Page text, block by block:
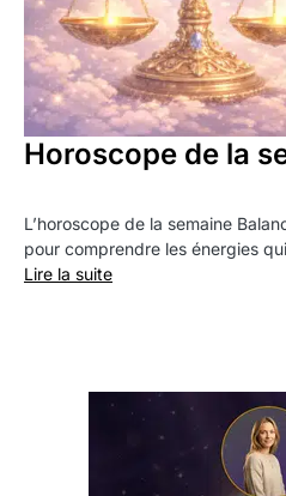
Horoscope de la
L’horoscope de la semaine
pour comprendre les énergies
Lire la suite